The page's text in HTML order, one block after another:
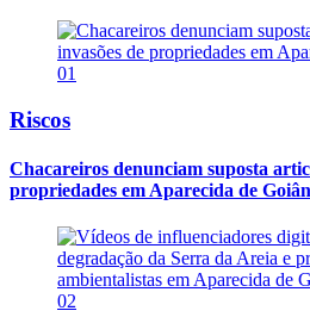
01
Riscos
Chacareiros denunciam suposta
propriedades em Aparecida de
02